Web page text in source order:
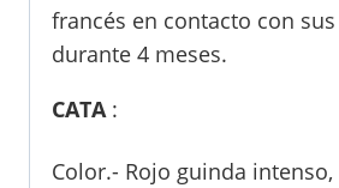
francés en contacto con
durante 4 meses.
CATA :
Color.- Rojo guinda